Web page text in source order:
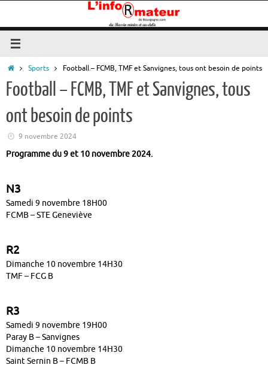
contenu
Accueil
Sports Football – FCMB, TMF et Sanvignes, tous ont besoin de points
Football – FCMB, TMF et Sanvignes, tous
ont besoin de points
9 novembre 2024
Programme du 9 et 10 novembre 2024.
N3
Samedi 9 novembre 18H00
FCMB – STE Geneviève
R2
Dimanche 10 novembre 14H30
TMF – FCG B
R3
Samedi 9 novembre 19H00
Paray B – Sanvignes
Dimanche 10 novembre 14H30
Saint Sernin B – FCMB B